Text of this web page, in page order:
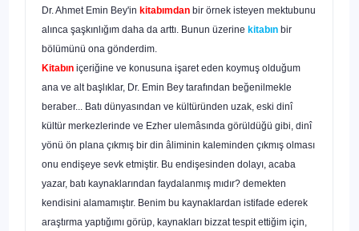
Dr. Ahmet Emin Bey'in kitabımdan bir örnek isteyen mektubunu
alınca şaşkınlığım daha da arttı. Bunun üzerine kitabın bir
bölümünü ona gönderdim.
Kitabın içeriğine ve konusuna işaret eden koymuş oldu­ğum
ana ve alt başlıklar, Dr. Emin Bey tarafından beğenil­mekle
beraber... Batı dünyasından ve kültüründen uzak, eski dinî
kültür merkezlerinde ve Ezher ulemâsında görüldüğü gibi, dinî
yönü ön plana çıkmış bir din âliminin kaleminden çıkmış olması
onu endişeye sevk etmiştir. Bu endişesinden dolayı, acaba
yazar, batı kaynaklarından faydalanmış mıdır? demekten
kendisini alamamıştır. Benim bu kaynaklardan istifade ederek
araştırma yaptığımı görüp, kaynakları bizzat tespit ettiğim için,